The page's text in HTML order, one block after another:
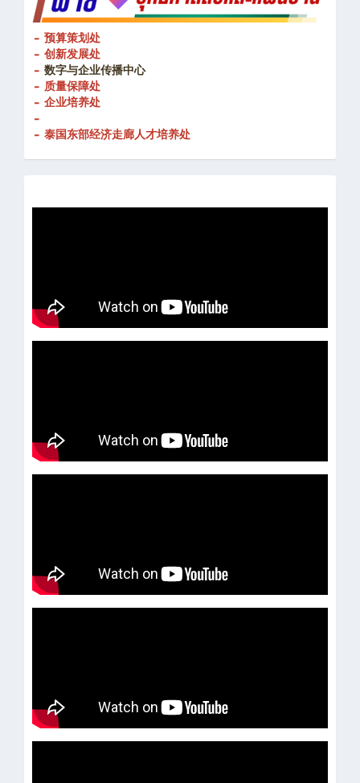
- 预算策划处
- 创新发展处
- 数字与企业传播中心
- 质量保障处
- 企业培养处
-
- 泰国东部经济走廊人才培养处